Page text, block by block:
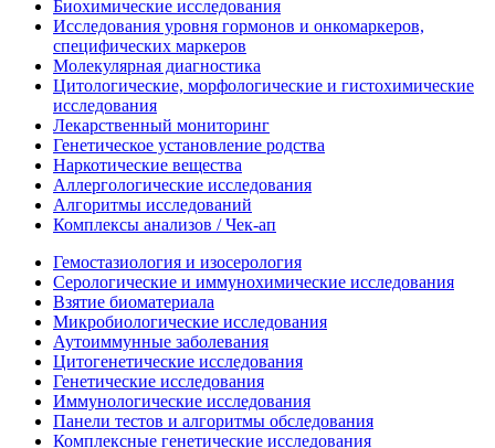
Биохимические исследования
Исследования уровня гормонов и онкомаркеров,
специфических маркеров
Молекулярная диагностика
Цитологические, морфологические и гистохимические
исследования
Лекарственный мониторинг
Генетическое установление родства
Наркотические вещества
Аллергологические исследования
Алгоритмы исследований
Комплексы анализов / Чек-ап
Гемостазиология и изосерология
Серологические и иммунохимические исследования
Взятие биоматериала
Микробиологические исследования
Аутоиммунные заболевания
Цитогенетические исследования
Генетические исследования
Иммунологические исследования
Панели тестов и алгоритмы обследования
Комплексные генетические исследования